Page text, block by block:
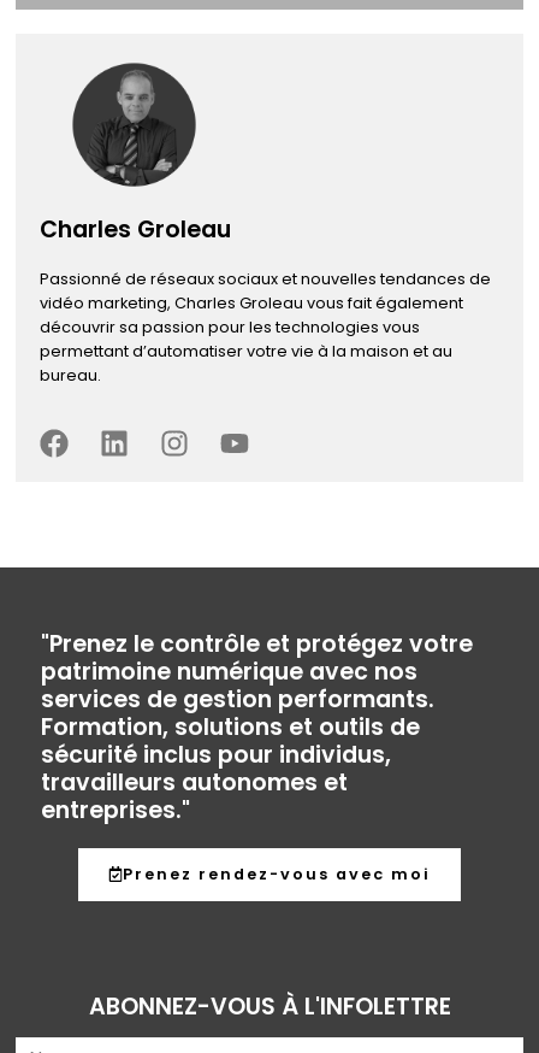
Charles Groleau
Passionné de réseaux sociaux et nouvelles tendances de
vidéo marketing, Charles Groleau vous fait également
découvrir sa passion pour les technologies vous
permettant d’automatiser votre vie à la maison et au
bureau.
"Prenez le contrôle et protégez votre
patrimoine numérique avec nos
services de gestion performants.
Formation, solutions et outils de
sécurité inclus pour individus,
travailleurs autonomes et
entreprises."
Prenez rendez-vous avec moi
ABONNEZ-VOUS À L'INFOLETTRE